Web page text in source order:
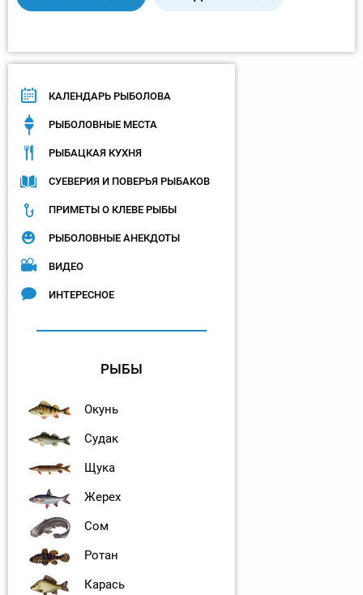
КАЛЕНДАРЬ РЫБОЛОВА
РЫБОЛОВНЫЕ МЕСТА
РЫБАЦКАЯ КУХНЯ
СУЕВЕРИЯ И ПОВЕРЬЯ РЫБАКОВ
ПРИМЕТЫ О КЛЕВЕ РЫБЫ
РЫБОЛОВНЫЕ АНЕКДОТЫ
ВИДЕО
ИНТЕРЕСНОЕ
РЫБЫ
Окунь
Судак
Щука
Жерех
Сом
Ротан
Карась